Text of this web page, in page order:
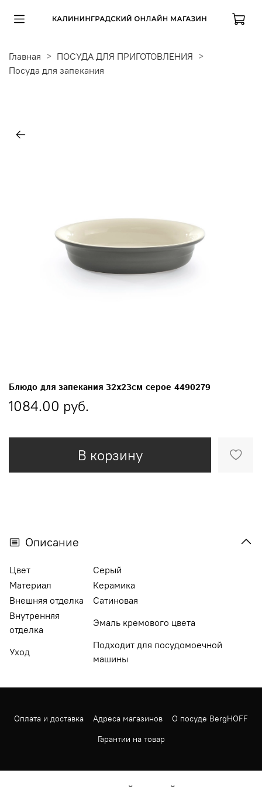
Главная
ПОСУДА ДЛЯ ПРИГОТОВЛЕНИЯ
Посуда для запекания
Блюдо для запекания 32х23см серое 4490279
1084.00 руб.
В корзину
Описание
Цвет
Серый
Материал
Керамика
Внешняя отделка
Сатиновая
Внутренняя
отделка
Эмаль кремового цвета
Уход
Подходит для посудомоечной
машины
Оплата и доставка Адреса магазинов
О посуде BergHOFF
Гарантии на товар